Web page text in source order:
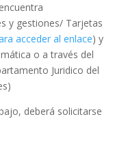
y gestiones/ Tarjetas
acceder al enlace) y
o a través del
Juridico del
deberá solicitarse